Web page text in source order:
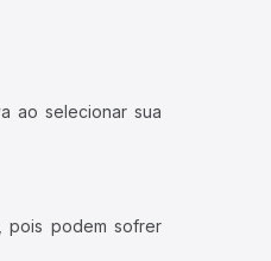
ao selecionar sua
pois podem sofrer